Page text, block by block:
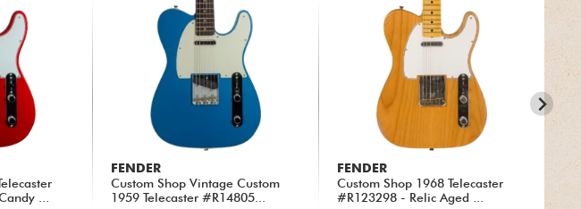
...
FENDER
Custom Shop Vintage Custom
1959 Telecaster #R14805...
FENDER
Custom Shop 1968 Telecaster
#R123298 - Relic Aged ...